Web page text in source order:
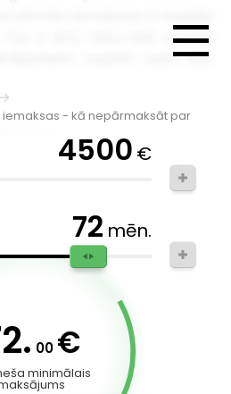
- kā nepārmaksāt par
pirmās iemaksas ir iespēja
ir ērti, taču šeit svarīgi
nopirkt auto bez
4500 €
72 mēn.
00 €
minimālais